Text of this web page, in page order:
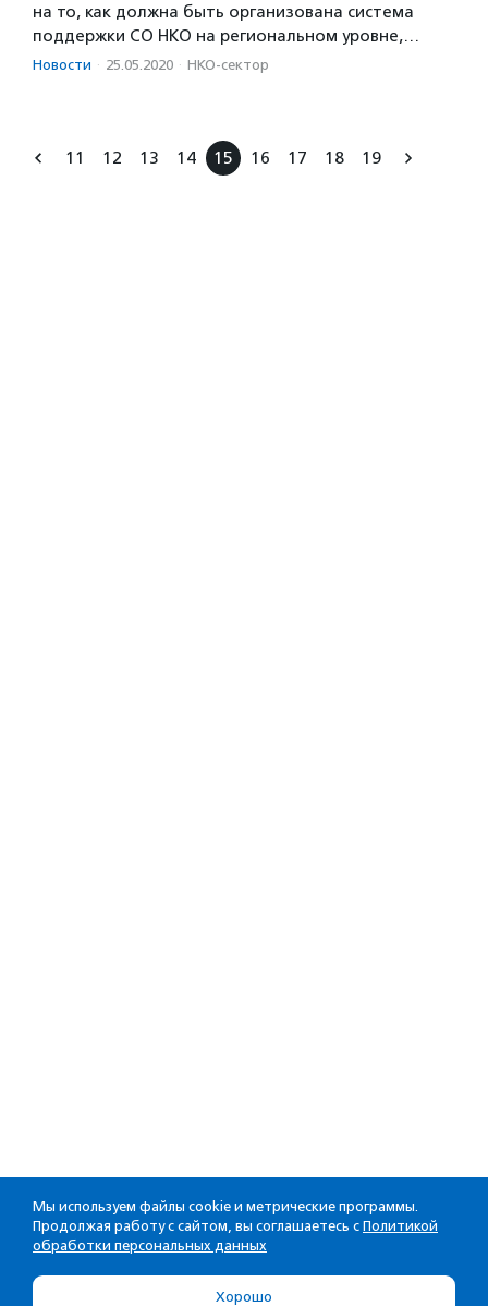
на то, как должна быть организована система
поддержки СО НКО на региональном уровне,…
Новости · 25.05.2020 · НКО-сектор
11 12 13 14 15 16 17 18 19
Мы используем файлы cookie и метрические программы.
Продолжая работу с сайтом, вы соглашаетесь с Политикой
обработки персональных данных
Хорошо